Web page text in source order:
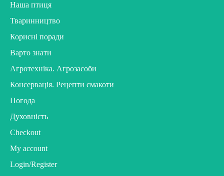
Наша птиця
Тваринництво
Корисні поради
Варто знати
Агротехніка. Агрозасоби
Консервація. Рецепти смакоти
Погода
Духовність
Checkout
My account
Login/Register